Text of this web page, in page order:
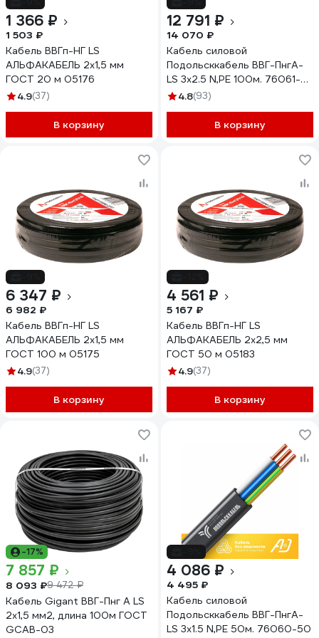
1 366 ₽
1 503 ₽
Кабель ВВГп-НГ LS
АЛЬФАКАБЕЛЬ 2х1,5 мм
ГОСТ 20 м 05176
4.9(37)
В корзину
12 791 ₽
14 070 ₽
Кабель силовой
Подольсккабель ВВГ-ПнгА-
LS 3х2.5 N,PE 100м. 76061-
1004.8(93)
В корзину
6 347 ₽
6 982 ₽
Кабель ВВГп-НГ LS
АЛЬФАКАБЕЛЬ 2х1,5 мм
ГОСТ 100 м 05175
4.9(37)
В корзину
4 561 ₽
5 167 ₽
Кабель ВВГп-НГ LS
АЛЬФАКАБЕЛЬ 2х2,5 мм
ГОСТ 50 м 05183
4.9(37)
В корзину
-17%
7 857 ₽
8 093 ₽9 472 ₽
Кабель Gigant ВВГ-Пнг А LS
2x1,5 мм2, длина 100м ГОСТ
GCAB-03
4 086 ₽
4 495 ₽
Кабель силовой
Подольсккабель ВВГ-ПнгА-
LS 3х1.5 N,PE 50м. 76060-50